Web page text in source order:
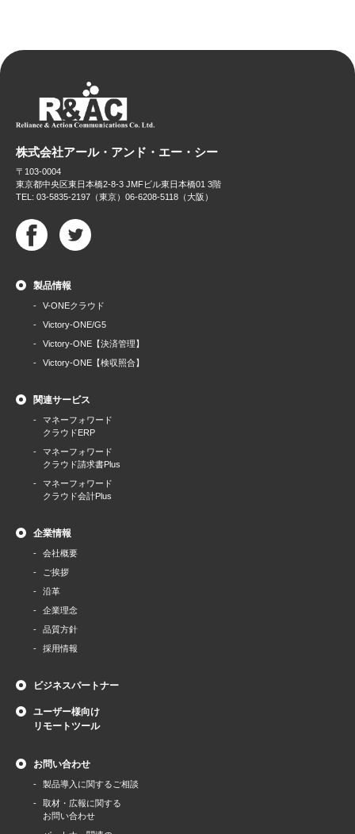
株式会社アール・アンド・エー・シー
〒103-0004
東京都中央区東日本橋2-8-3 JMFビル東日本橋01 3階
TEL: 03-5835-2197（東京）06-6208-5118（大阪）
製品情報
V-ONEクラウド
Victory-ONE/G5
Victory-ONE【決済管理】
Victory-ONE【検収照合】
関連サービス
マネーフォワード
クラウドERP
マネーフォワード
クラウド請求書Plus
マネーフォワード
クラウド会計Plus
企業情報
会社概要
ご挨拶
沿革
企業理念
品質方針
採用情報
ビジネスパートナー
ユーザー様向け
リモートツール
お問い合わせ
製品導⼊に関するご相談
取材・広報に関する
お問い合わせ